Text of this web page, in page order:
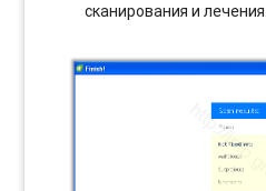
сканирования и лечения.